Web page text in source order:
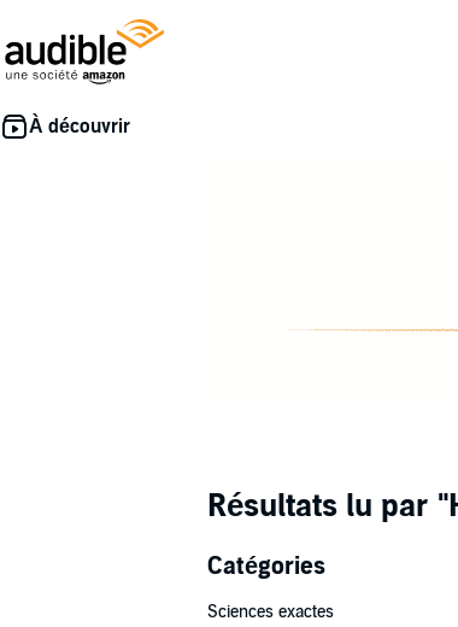
Résultats lu par
Catégories
Sciences exactes